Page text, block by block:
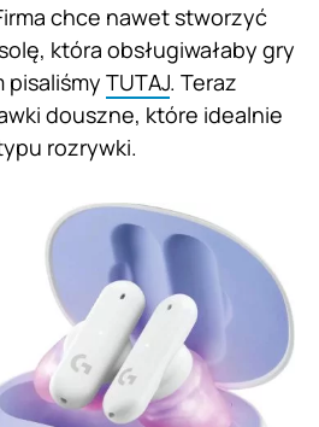
chce nawet stworzyć
która obsługiwałaby gry
pisaliśmy TUTAJ. Teraz
douszne, które idealnie
rozrywki.